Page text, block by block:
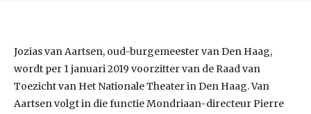
Jozias van Aartsen, oud-burgemeester van Den Haag,
wordt per 1 januari 2019 voorzitter van de Raad van
Toezicht van Het Nationale Theater in Den Haag. Van
Aartsen volgt in die functie Mondriaan-directeur Pierre